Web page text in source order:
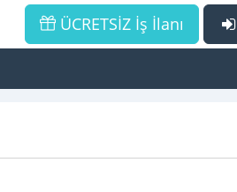
ÜCRETSİZ İş İlanı